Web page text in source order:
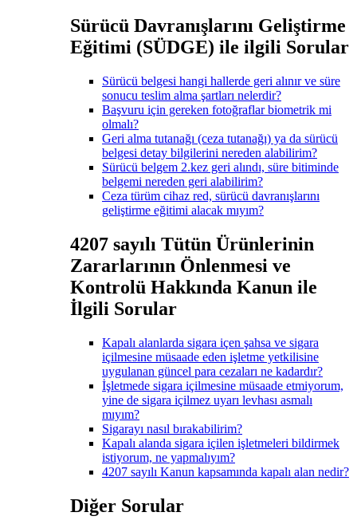
Sürücü Davranışlarını Geliştirme
Eğitimi (SÜDGE) ile ilgili Sorular
Sürücü belgesi hangi hallerde geri alınır ve süre
sonucu teslim alma şartları nelerdir?
Başvuru için gereken fotoğraflar biometrik mi
olmalı?
Geri alma tutanağı (ceza tutanağı) ya da sürücü
belgesi detay bilgilerini nereden alabilirim?
Sürücü belgem 2.kez geri alındı, süre bitiminde
belgemi nereden geri alabilirim?
Ceza türüm cihaz red, sürücü davranışlarını
geliştirme eğitimi alacak mıyım?
4207 sayılı Tütün Ürünlerinin
Zararlarının Önlenmesi ve
Kontrolü Hakkında Kanun ile
İlgili Sorular
Kapalı alanlarda sigara içen şahsa ve sigara
içilmesine müsaade eden işletme yetkilisine
uygulanan güncel para cezaları ne kadardır?
İşletmede sigara içilmesine müsaade etmiyorum,
yine de sigara içilmez uyarı levhası asmalı
mıyım?
Sigarayı nasıl bırakabilirim?
Kapalı alanda sigara içilen işletmeleri bildirmek
istiyorum, ne yapmalıyım?
4207 sayılı Kanun kapsamında kapalı alan nedir?
Diğer Sorular